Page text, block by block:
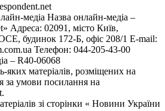
медіа Назва онлайн-медіа –
Адреса: 02091, місто Київ,
будинок 172-Б, офіс 208/1 E-mail:
Телефон: 044-205-43-00
– R40-06068
яких матеріалів, розміщених на
за умови посилання на
зі сторінки « Новини України